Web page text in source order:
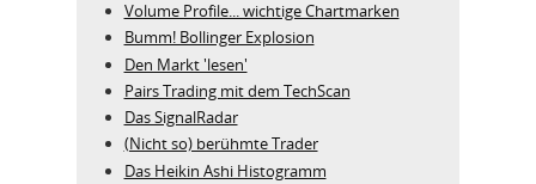
Volume Profile... wichtige Chartmarken
Bumm! Bollinger Explosion
Den Markt 'lesen'
Pairs Trading mit dem TechScan
Das SignalRadar
(Nicht so) berühmte Trader
Das Heikin Ashi Histogramm